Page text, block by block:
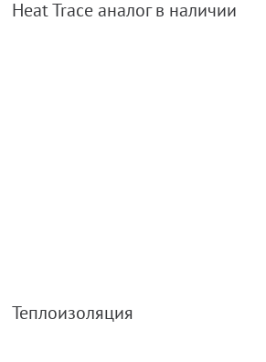
Heat Trace аналог в наличии
Теплоизоляция